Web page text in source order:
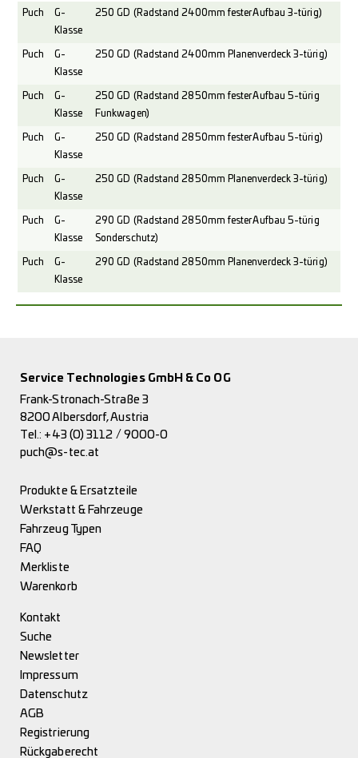
Puch
G-
Klasse
250 GD (Radstand 2400mm fester Aufbau 3-türig)
Puch
G-
Klasse
250 GD (Radstand 2400mm Planenverdeck 3-türig)
Puch
G-
Klasse
250 GD (Radstand 2850mm fester Aufbau 5-türig
Funkwagen)
Puch
G-
Klasse
250 GD (Radstand 2850mm fester Aufbau 5-türig)
Puch
G-
Klasse
250 GD (Radstand 2850mm Planenverdeck 3-türig)
Puch
G-
Klasse
290 GD (Radstand 2850mm fester Aufbau 5-türig
Sonderschutz)
Puch
G-
Klasse
290 GD (Radstand 2850mm Planenverdeck 3-türig)
Service Technologies GmbH & Co OG
Frank-Stronach-Straße 3
8200 Albersdorf, Austria
Tel.: +43 (0) 3112 / 9000-0
puch@s-tec.at
Produkte & Ersatzteile
Werkstatt & Fahrzeuge
Fahrzeug Typen
FAQ
Merkliste
Warenkorb
Kontakt
Suche
Newsletter
Impressum
Datenschutz
AGB
Registrierung
Rückgaberecht